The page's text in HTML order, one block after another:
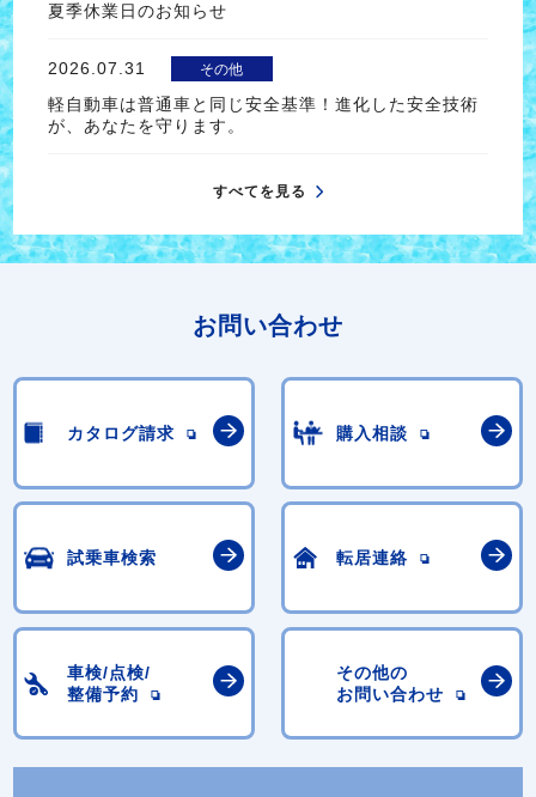
夏季休業日のお知らせ
2026.07.31 その他
軽自動車は普通車と同じ安全基準！進化した安全技術
が、あなたを守ります。
すべてを見る
お問い合わせ
カタログ請求 購入相談
試乗車検索 転居連絡
車検/点検/
整備予約
その他の
お問い合わせ